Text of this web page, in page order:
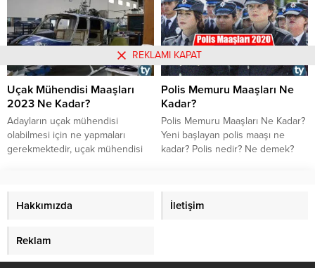
ülkemizde gelir getiren bir
meslek mi? 2023 taksici maaşları
ne kadar? Taksiciler ne kadar
ücret kazanıyor?
Noterler 2023 yılında ne kadar
para kazanır? Noter işlem
ücretleri 2023 ne kadar? Noter
vekalet ücretleri 2023 ne kadar?
Noter ihtarname ve defter tasdik
ücretleri 2023 ne kadar?
Uçak Mühendisi Maaşları
2023 Ne Kadar?
​​​​​​​Adayların uçak mühendisi
olabilmesi için ne yapmaları
gerekmektedir, uçak mühendisi
2023 yılı için kamuda ne kadar
mühendisi çalışma şartları nasıldır
gibi soruların cevapları yazımızda
Polis Memuru Maaşları Ne
Kadar?
Polis Memuru Maaşları Ne Kadar?
Yeni başlayan polis maaşı ne
kadar? Polis nedir? Ne demek?
Hakkımızda İletişim
Reklam
REKLAMI KAPAT